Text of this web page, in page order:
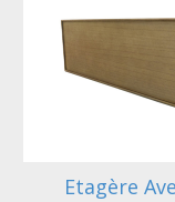
Etagère